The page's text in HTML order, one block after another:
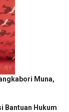
Muna,
Bantuan Hukum